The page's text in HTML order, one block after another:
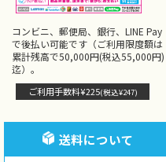
コンビニ、郵便局、銀行、LINE Pay
で後払い可能です（ご利用限度額は
累計残高で50,000円(税込55,000円)
迄）。
ご利用手数料¥225(税込¥247)
送料について